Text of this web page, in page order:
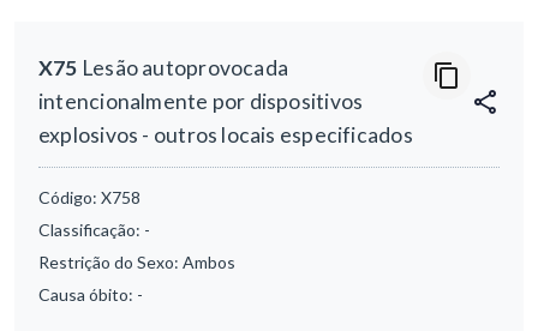
X75 Lesão autoprovocada
intencionalmente por dispositivos
explosivos - outros locais especificados
Código: X758
Classificação: -
Restrição do Sexo: Ambos
Causa óbito: -